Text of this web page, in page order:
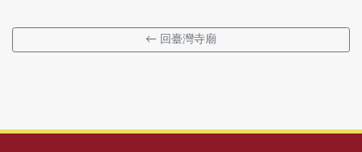
← 回臺灣寺廟